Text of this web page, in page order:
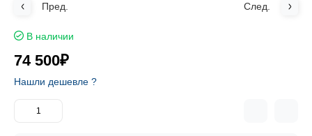
Пред. След.
В наличии
74 500₽
Нашли дешевле ?